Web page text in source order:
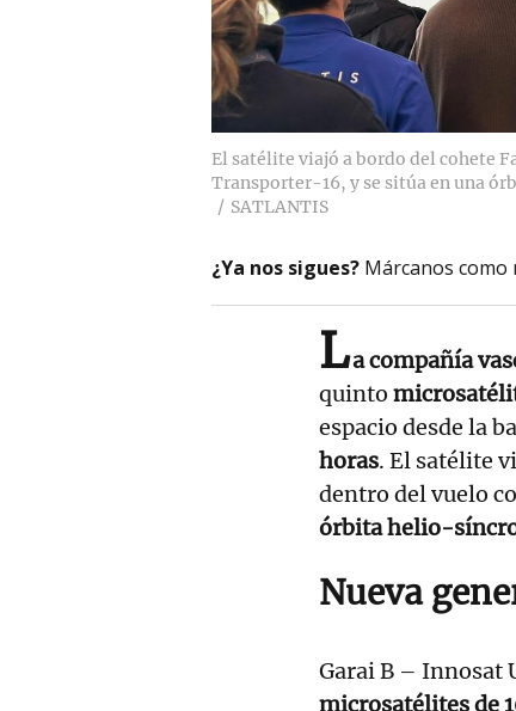
El satélite viajó a bordo del cohete
Transporter-16, y se sitúa en una
SATLANTIS
¿Ya nos sigues? Márcanos
La compañía
quinto
espacio desde la
horas. El satélite
dentro del vuelo
órbita helio-
Nueva
Garai B – Innosat
microsatélites de